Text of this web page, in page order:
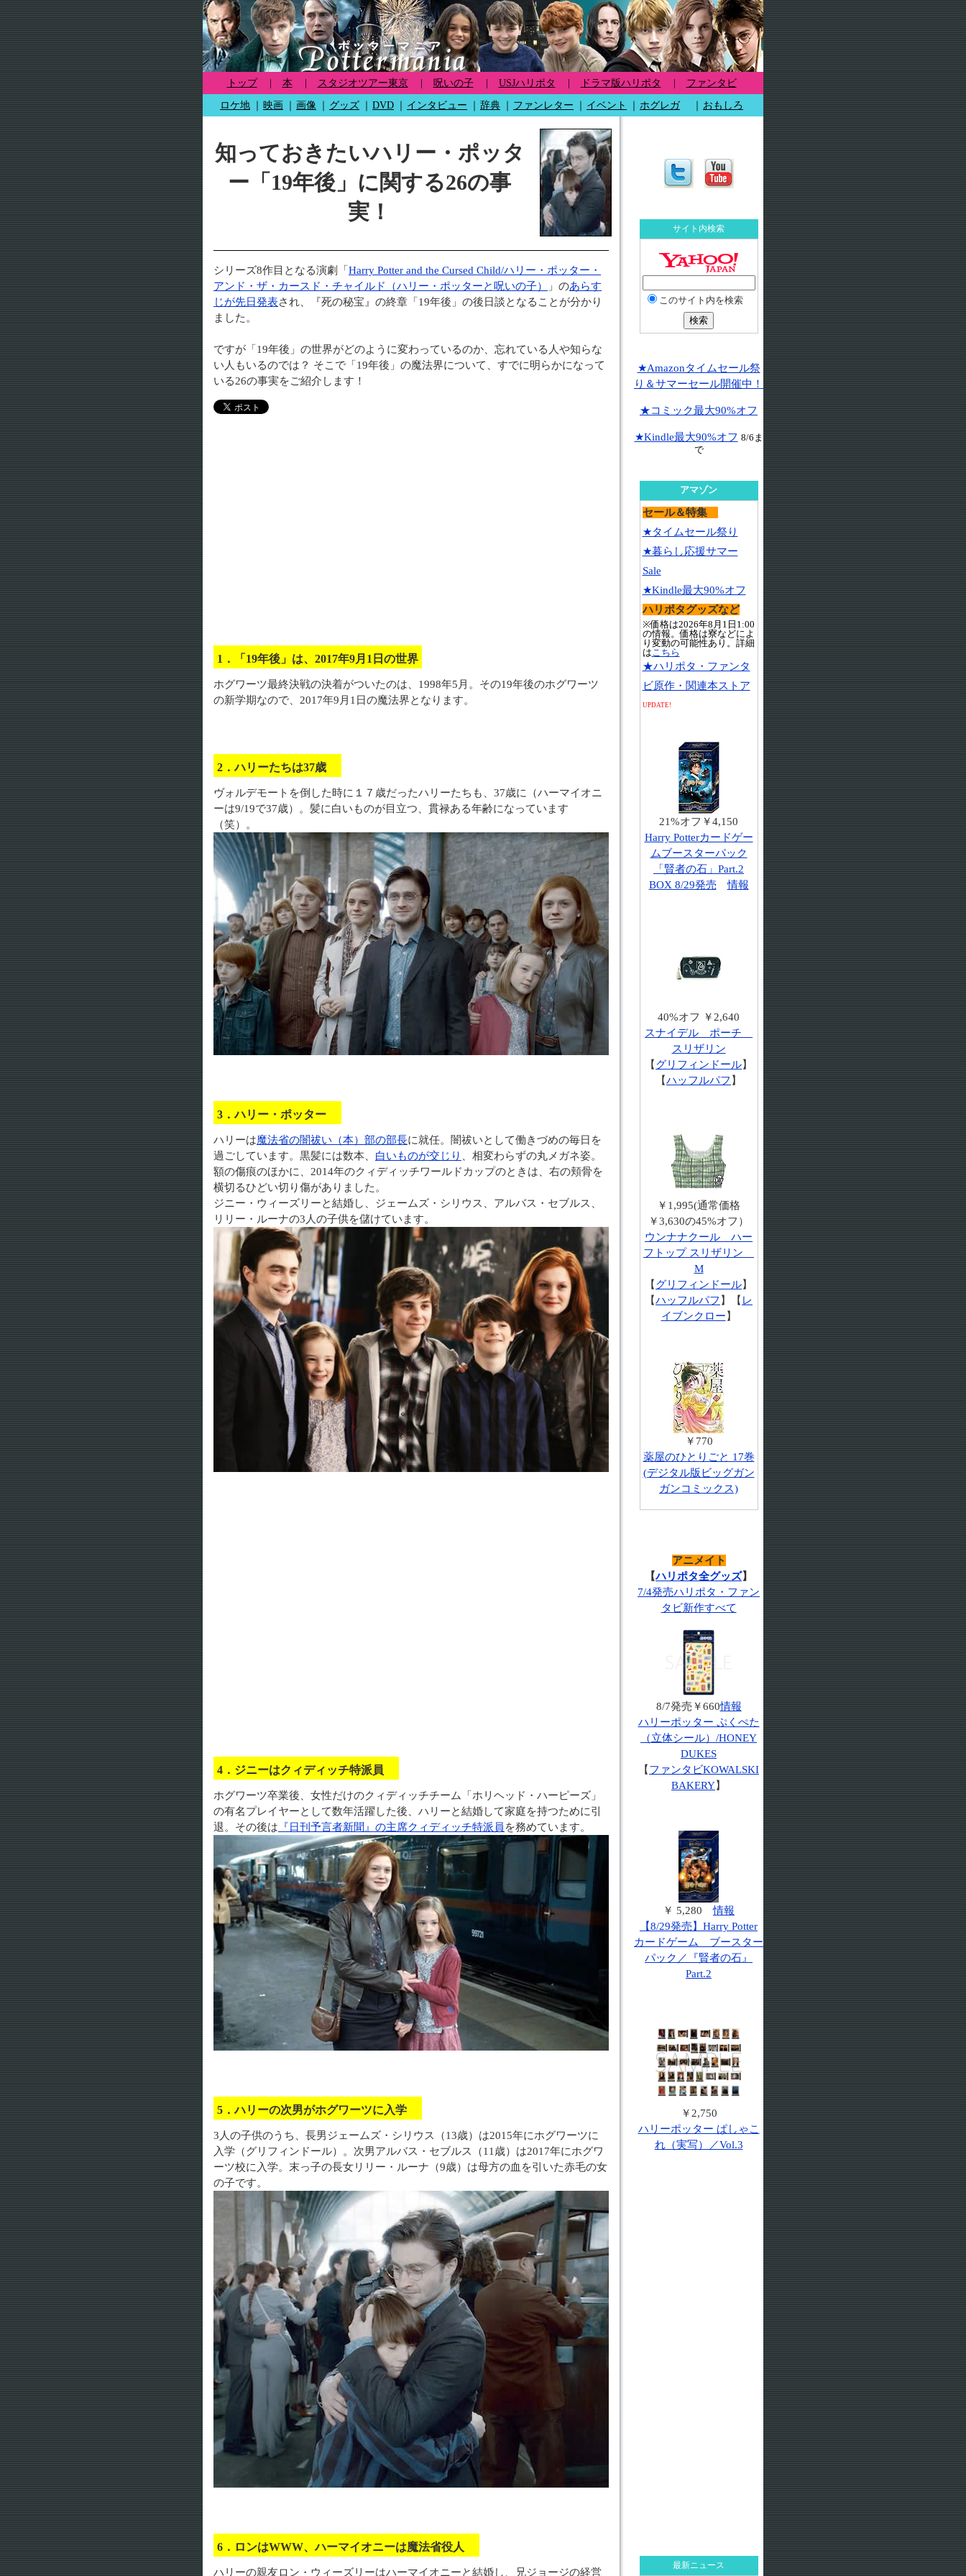
トップ 本 スタジオツアー東京 呪いの子 USJハリポタ ドラマ版ハリポタ ファンタビ
ロケ地 映画 画像 グッズ DVD インタビュー 辞典 ファンレター イベント ホグレガ おもしろ
知っておきたいハリー・ポッタ
ー「19年後」に関する26の事
実！
シリーズ8作目となる演劇「 Harry Potter and the Cursed Child/ハリー・ポッター・
アンド・ザ・カースド・チャイルド（ハリー・ポッターと呪いの子）
」のあらす
じが先日発表され、『死の秘宝』の終章「19年後」の後日談となることが分かり
ました。
ですが「19年後」の世界がどのように変わっているのか、忘れている人や知らな
い人もいるのでは？ そこで「19年後」の魔法界について、すでに明らかになって
いる26の事実をご紹介します！
1．「19年後」は、2017年9月1日の世界
ホグワーツ最終決戦の決着がついたのは、1998年5月。その19年後のホグワーツ
の新学期なので、2017年9月1日の魔法界となります。
2．ハリーたちは37歳
ヴォルデモートを倒した時に１７歳だったハリーたちも、37歳に（ハーマイオニ
ーは9/19で37歳）。髪に白いものが目立つ、貫禄ある年齢になっています
（笑）。
3．ハリー・ポッター
ハリーは魔法省の闇祓い（本）部の部長に就任。闇祓いとして働きづめの毎日を
過ごしています。黒髪には数本、 白いものが交じり
、相変わらずの丸メガネ姿。
額の傷痕のほかに、2014年のクィディッチワールドカップのときは、右の頬骨を
横切るひどい切り傷がありました。
ジニー・ウィーズリーと結婚し、ジェームズ・シリウス、アルバス・セブルス、
リリー・ルーナの3人の子供を儲けています。
4．ジニーはクィディッチ特派員
ホグワーツ卒業後、女性だけのクィディッチチーム「ホリヘッド・ハーピーズ」
の有名プレイヤーとして数年活躍した後、ハリーと結婚して家庭を持つために引
退。その後は 『日刊予言者新聞』の主席クィディッチ特派員 を務めています。
5．ハリーの次男がホグワーツに入学
3人の子供のうち、長男ジェームズ・シリウス（13歳）は2015年にホグワーツに
入学（グリフィンドール）。次男アルバス・セブルス（11歳）は2017年にホグワ
ーツ校に入学。末っ子の長女リリー・ルーナ（9歳）は母方の血を引いた赤毛の女
の子です。
6．ロンはWWW、ハーマイオニーは魔法省役人
ハリーの親友ロン・ウィーズリーはハーマイオニーと結婚し、兄ジョージの経営
サイト内検索
このサイト内を検索
★Amazonタイムセール祭
り＆サマーセール開催中！
★コミック最大90%オフ
★Kindle最大90%オフ 8/6ま
で
アマゾン
セール＆特集
★タイムセール祭り
★暮らし応援サマー
Sale
★Kindle最大90%オフ
ハリポタグッズなど
※価格は2026年8月1日1:00
の情報。価格は寮などによ
り変動の可能性あり。詳細
はこちら
★ハリポタ・ファンタ
ビ原作・関連本ストア
UPDATE!
21%オフ￥4,150
Harry Potterカードゲー
ムブースターパック
「賢者の石」Part.2
BOX 8/29発売
情報
40%オフ ￥2,640
スナイデル ポーチ
スリザリン
【 グリフィンドール】
【ハッフルパフ 】
￥1,995(通常価格
￥3,630の45%オフ）
ウンナナクール ハー
フトップ スリザリン
M
【 グリフィンドール】
【ハッフルパフ 】【 レ
イブンクロー 】
￥770
薬屋のひとりごと 17巻
(デジタル版ビッグガン
ガンコミックス)
アニメイト
【ハリポタ全グッズ】
7/4発売ハリポタ・ファン
タビ新作すべて
8/7発売￥660情報
ハリーポッター ぷくぺた
（立体シール）/HONEY
DUKES
【 ファンタビKOWALSKI
BAKERY】
￥ 5,280情報
【8/29発売】Harry Potter
カードゲーム ブースター
パック／『賢者の石』
Part.2
￥2,750
ハリーポッター ぱしゃこ
れ（実写）／Vol.3
最新ニュース